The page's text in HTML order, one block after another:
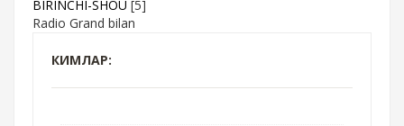
BIRINCHI-SHOU [5]
Radio Grand bilan
КИМЛАР: